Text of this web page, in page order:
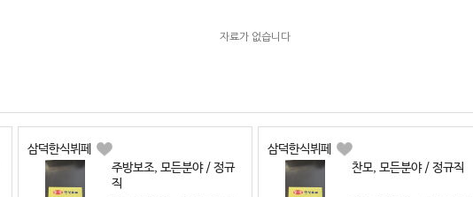
자료가 없습니다
삼덕한식뷔페
주방보조, 모든분야 / 정규
직
삼덕한식뷔페
찬모, 모든분야 / 정규직